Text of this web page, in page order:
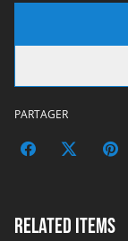
PARTAGER
Related items